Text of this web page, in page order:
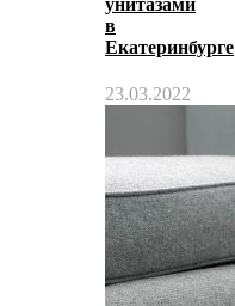
унитазами
в
Екатеринбурге
23.03.2022